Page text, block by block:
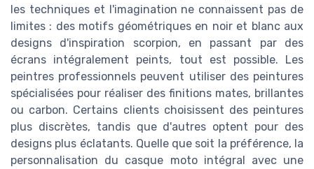
les techniques et l'imagination ne connaissent pas de
limites : des motifs géométriques en noir et blanc aux
designs d'inspiration scorpion, en passant par des
écrans intégralement peints, tout est possible. Les
peintres professionnels peuvent utiliser des peintures
spécialisées pour réaliser des finitions mates, brillantes
ou carbon. Certains clients choisissent des peintures
plus discrètes, tandis que d'autres optent pour des
designs plus éclatants. Quelle que soit la préférence, la
personnalisation du casque moto intégral avec une